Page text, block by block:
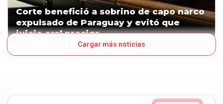
Corte benefició a sobrino de capo narco
expulsado de Paraguay y evitó que
juicio oral prosiga
Cargar más noticias